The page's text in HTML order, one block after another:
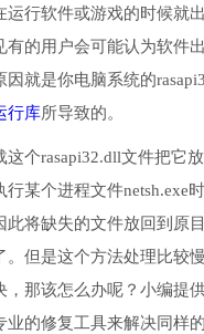
运行软件或游戏的时候就
有的用户会可能认为软件
因就是你电脑系统的
行库所导致的。
这个rasapi32.dll文件把它
行某个进程文件netsh.exe
此将缺失的文件放回到原
。但是这个方法处理比较
，那该怎么办呢？小编提
的修复工具来解决同样的